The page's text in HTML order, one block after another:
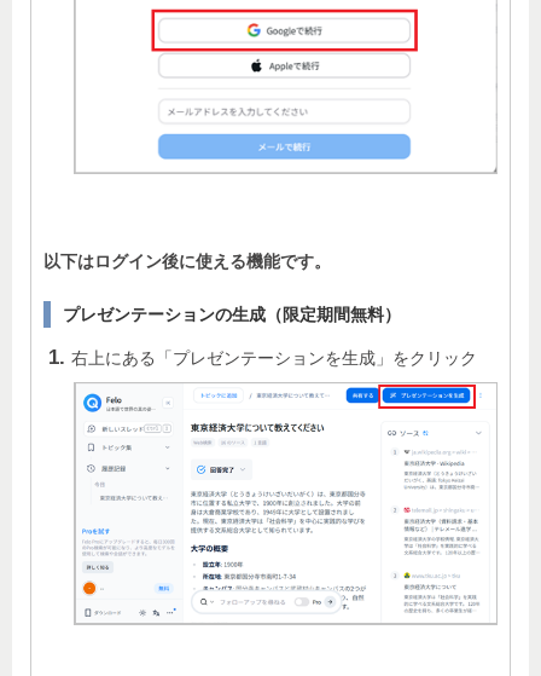
以下はログイン後に使える機能です。
プレゼンテーションの生成（限定期間無料）
右上にある「プレゼンテーションを生成」をクリック